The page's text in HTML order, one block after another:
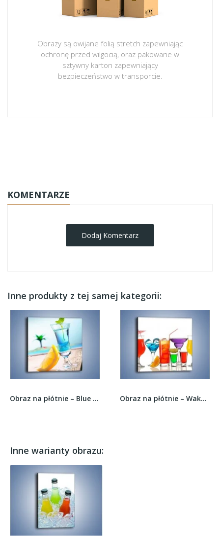
Obrazy są owijane folią stretch zapewniając
ochronę przed wilgocią, oraz pakowane w
sztywny karton zapewniający
bezpieczeństwo w transporcie.
KOMENTARZE
Dodaj Komentarz
Inne produkty z tej samej kategorii:
Obraz na płótnie – Blue curacao z miętą –... Obraz na płótnie – Wakacyjne party z alkoholem...
Inne warianty obrazu: